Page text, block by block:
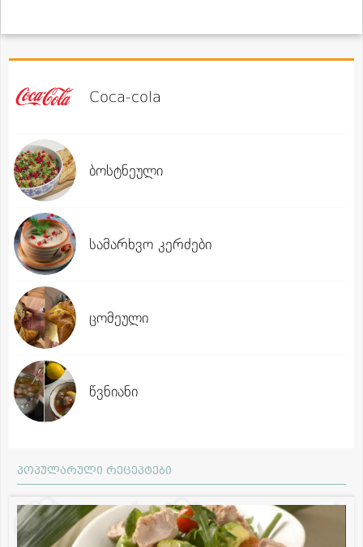
Coca-cola
ბოსტნეული
სამარხვო კერძები
ცომეული
წვნიანი
პოპულარული რეცეპტები